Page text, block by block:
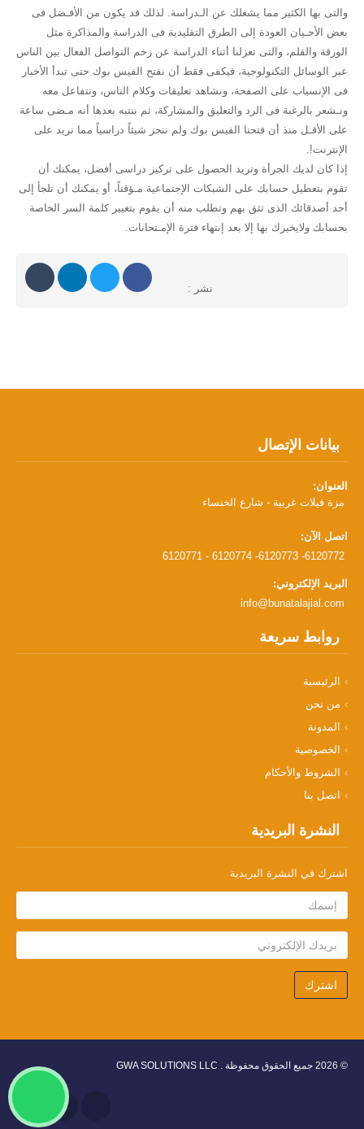
والتى بها الكثير مما يشغلك عن الـدراسة. لذلك قد يكون من الأفـضل فى
بعض الأحـيان العودة إلى الطرق التقليدية فى الدراسة والمذاكرة مثل
الورقة والقلم، والتى تعزلنا أثناء الدراسة عن زخم التواصل الفعال بين الناس
عبر الوسائل التكنولوجية، فيكفى فقط أن نفتح الفيس بوك حتى تبدأ الأخبار
فى الإنسياب على الصفحة، ونشاهد تعليقات وكلام الناس، ونتفاعل معه
ونـشعر بالرغبة فى الرد والتعليق والمشاركة، ثم ننتبه بعدها أنه مـضى ساعة
على الأقـل منذ أن فتحنا الفيس بوك ولم ننجز شيئاً دراسياً مما نريد على
الإنترنت!.
إذا كان لديك الجرأة وتريد الحصول على تركيز دراسى أفضل، يمكنك أن
تقوم بتعطيل حسابك على الشبكات الإجتماعية مـؤقتاً، أو يمكنك أن تلجأ إلى
أحد أصدقائك الذى تثق بهم وتطلب منه أن يقوم بتغيير كلمة السر الخاصة
بحسابك ولايخبرك بها إلا بعد إنتهاء فترة الإمـتحانات.
نشر :
بيانات الإتصال
العنوان:
مزة فيلات غربية - شارع الخنساء
اتصل الآن:
6120771 - 6120774 -6120773 -6120772
البريد الإلكتروني:
info@bunatalajial.com
روابط سريعة
الرئيسية
من نحن
المدونة
الخصوصية
الشروط والأحكام
اتصل بنا
النشرة البريدية
اشترك في النشرة البريدية
اشترك
© 2026 جميع الحقوق محفوظة . GWA SOLUTIONS LLC